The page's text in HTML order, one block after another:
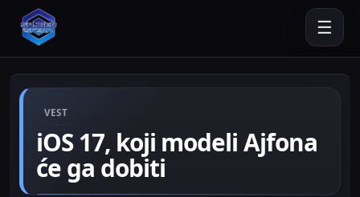
☰
VEST
iOS 17, koji modeli Ajfona
će ga dobiti